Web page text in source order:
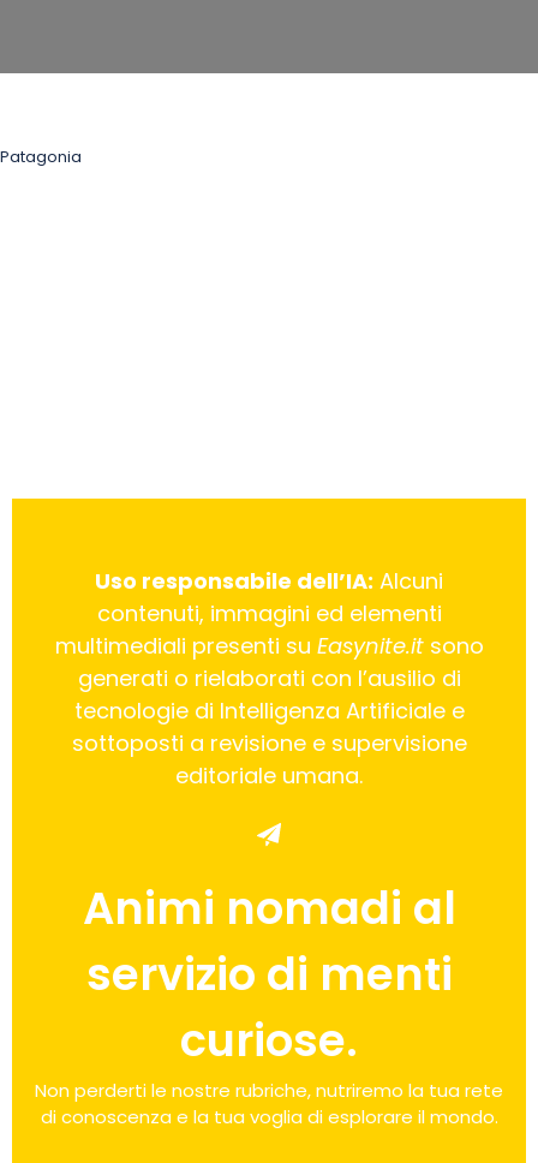
Patagonia
Uso responsabile dell’IA: Alcuni
contenuti, immagini ed elementi
multimediali presenti su Easynite.itsono
generati o rielaborati con l’ausilio di
tecnologie di Intelligenza Artificiale e
sottoposti a revisione e supervisione
editoriale umana.
Animi nomadi al
servizio di menti
curiose.
Non perderti le nostre rubriche, nutriremo la tua rete
di conoscenza e la tua voglia di esplorare il mondo.